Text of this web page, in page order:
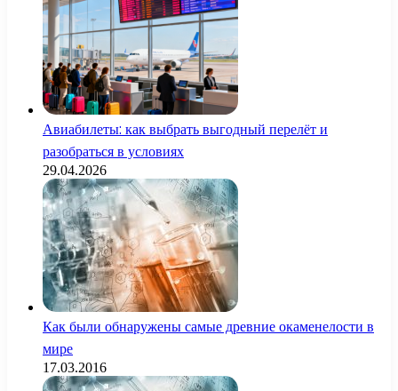
Авиабилеты: как выбрать выгодный перелёт и
разобраться в условиях
29.04.2026
Как были обнаружены самые древние окаменелости в
мире
17.03.2016